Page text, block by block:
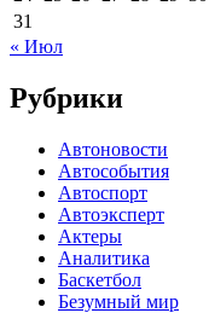
31
« Июл
Рубрики
Автоновости
Автособытия
Автоспорт
Автоэксперт
Актеры
Аналитика
Баскетбол
Безумный мир